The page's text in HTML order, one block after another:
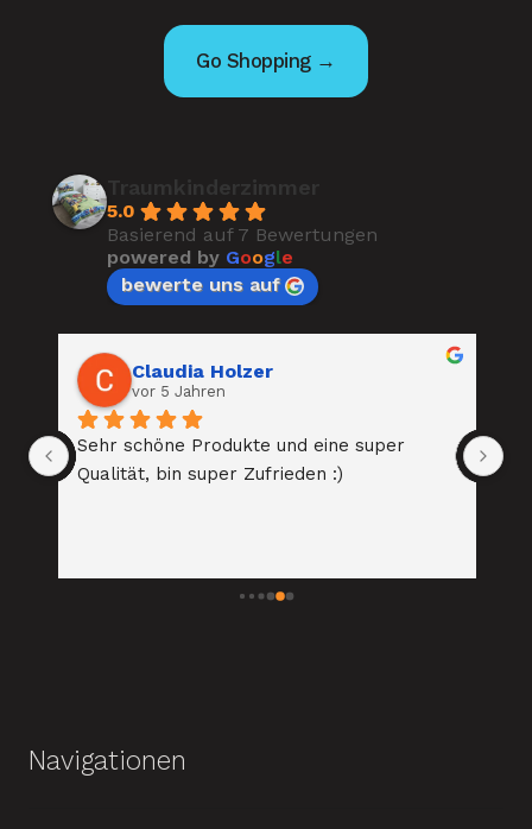
Go Shopping →
5.0
Basierend auf 7 Bewertungen
powered by Google
bewerte uns auf
Claudia Holzer
vor 5 Jahren
Sehr schöne Produkte und eine super
Qualität, bin super Zufrieden :)
Navigationen